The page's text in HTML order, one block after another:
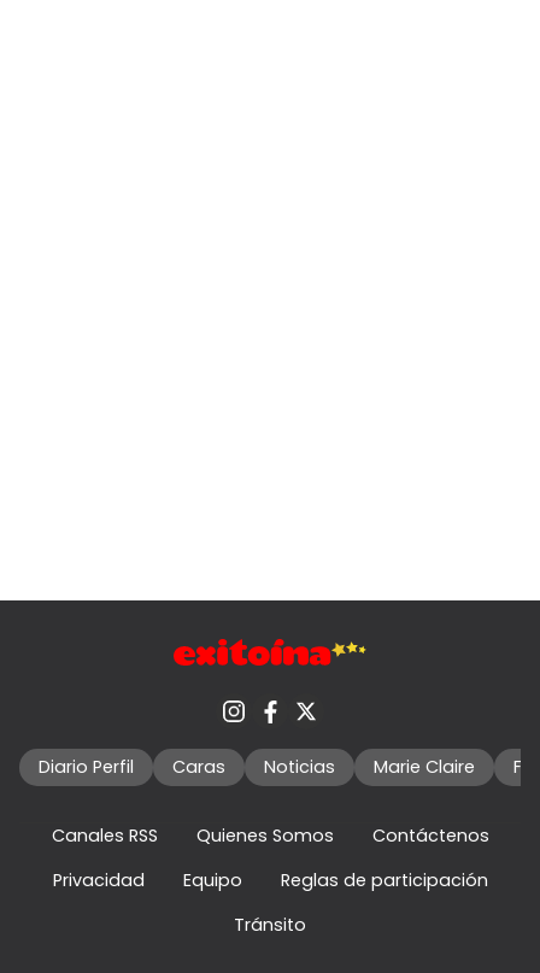
Diario Perfil Caras Noticias Marie Claire
Canales RSS Quienes Somos
Contáctenos
Privacidad
Equipo
Reglas de participación
Tránsito